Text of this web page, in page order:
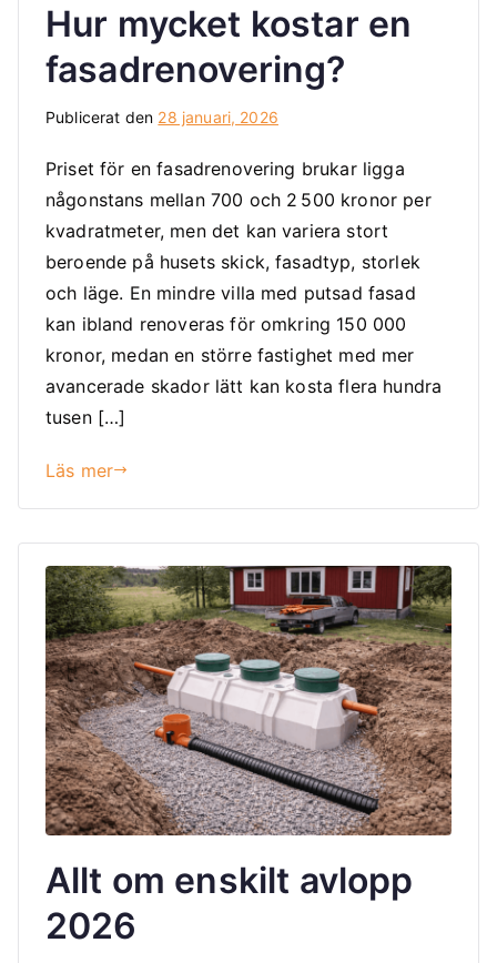
Hur mycket kostar en
fasadrenovering?
Publicerat den 28 januari, 2026
Priset för en fasadrenovering brukar ligga
någonstans mellan 700 och 2 500 kronor per
kvadratmeter, men det kan variera stort
beroende på husets skick, fasadtyp, storlek
och läge. En mindre villa med putsad fasad
kan ibland renoveras för omkring 150 000
kronor, medan en större fastighet med mer
avancerade skador lätt kan kosta flera hundra
tusen […]
Läs mer
Allt om enskilt avlopp
2026